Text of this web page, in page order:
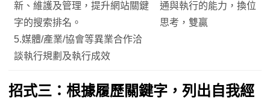
新、維護及管理，提升網站關鍵
字的搜索排名。
5.媒體/產業/協會等異業合作洽
談執行規劃及執行成效
通與執行的能力，換位
思考，雙贏
招式三：根據履歷關鍵字，列出自我經